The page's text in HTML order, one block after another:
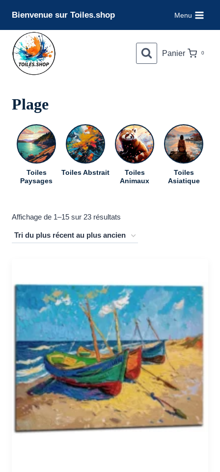
contenu
Bienvenue sur Toiles.shop Menu
Panier 0
Plage
Toiles
Paysages
Toiles Abstrait
Toiles
Animaux
Toiles
Asiatique
Affichage de 1–15 sur 23 résultats
plus
plus
ancien